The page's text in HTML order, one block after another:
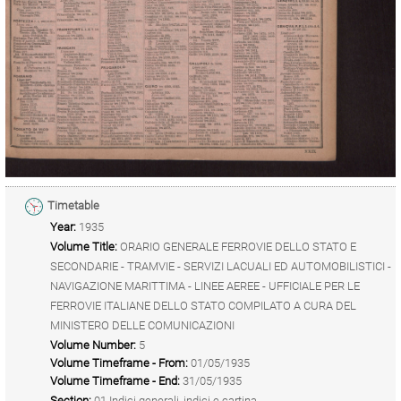
Timetable
Year: 1935
Volume Title: ORARIO GENERALE FERROVIE DELLO STATO E
SECONDARIE - TRAMVIE - SERVIZI LACUALI ED AUTOMOBILISTICI -
NAVIGAZIONE MARITTIMA - LINEE AEREE - UFFICIALE PER LE
FERROVIE ITALIANE DELLO STATO COMPILATO A CURA DEL
MINISTERO DELLE COMUNICAZIONI
Volume Number: 5
Volume Timeframe - From: 01/05/1935
Volume Timeframe - End: 31/05/1935